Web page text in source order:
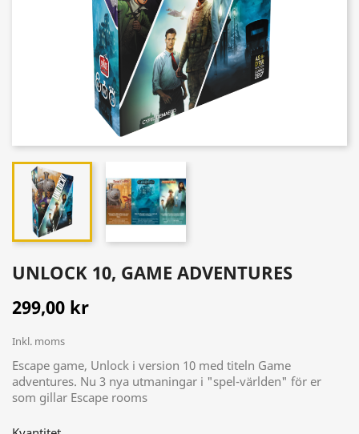
UNLOCK 10, GAME ADVENTURES
299,00 kr
Inkl. moms
Escape game, Unlock i version 10 med titeln Game
adventures. Nu 3 nya utmaningar i "spel-världen" för er
som gillar Escape rooms